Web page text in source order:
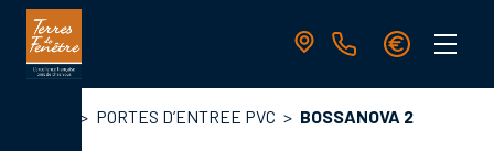
Aller
contenu
principale
PORTES D’ENTREE PVC BOSSANOVA 2